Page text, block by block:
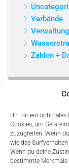
Um dir ein optimales
Cookies, um
zuzugreifen. Wenn
wie das
Wenn du deine
bestimmte
Verbände
Verwaltung
Zahlen +